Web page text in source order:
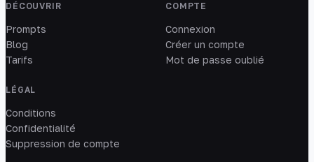
DÉCOUVRIR
Prompts
Blog
Tarifs
COMPTE
Connexion
Créer un compte
Mot de passe oublié
LÉGAL
Conditions
Confidentialité
Suppression de compte